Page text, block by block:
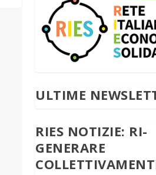
ULTIME
RIES NOTIZIE: RI-
GENERARE